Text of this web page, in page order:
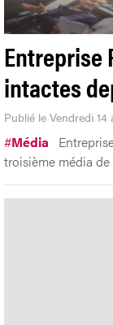
Entreprise
intactes
Publié le Vendredi 14
#Média
troisième média